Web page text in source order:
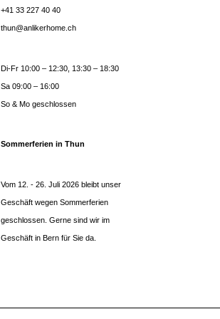
+41 33 227 40 40
thun@anlikerhome.ch
Di-Fr 10:00 – 12:30, 13:30 – 18:30
Sa 09:00 – 16:00
So & Mo geschlossen
Sommerferien in Thun
Vom 12. - 26. Juli 2026 bleibt unser
Geschäft wegen Sommerferien
geschlossen. Gerne sind wir im
Geschäft in Bern für Sie da.